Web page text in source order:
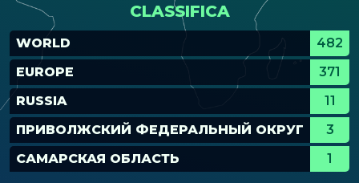
CLASSIFICA
WORLD
482
EUROPE
371
RUSSIA
11
ПРИВОЛЖСКИЙ ФЕДЕРАЛЬНЫЙ ОКРУГ
3
САМАРСКАЯ ОБЛАСТЬ
1